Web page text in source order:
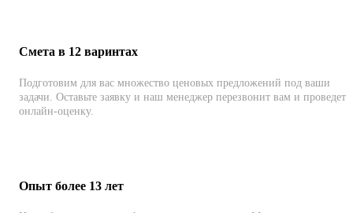
Смета в 12 варинтах
Подготовим для вас множество ценовых предложений под ваши
задачи. Оставьте заявку и наш менеджер перезвонит вам и проведет
онлайн-оценку.
Опыт более 13 лет